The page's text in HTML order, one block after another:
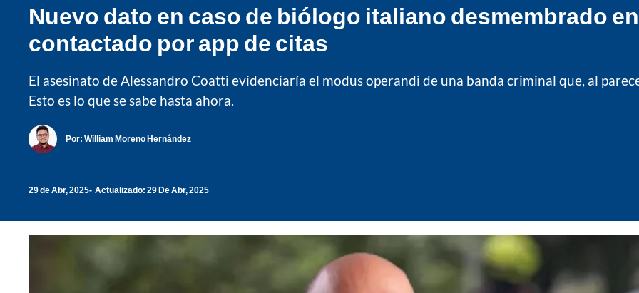
Nuevo dato en caso de biólogo italiano desmembrado
contactado por app de citas
El asesinato de Alessandro Coatti evidenciaría el modus operandi de una banda criminal que, al
Esto es lo que se sabe hasta ahora.
Por: William Moreno Hernández
29 de Abr, 2025 Actualizado: 29 De Abr, 2025